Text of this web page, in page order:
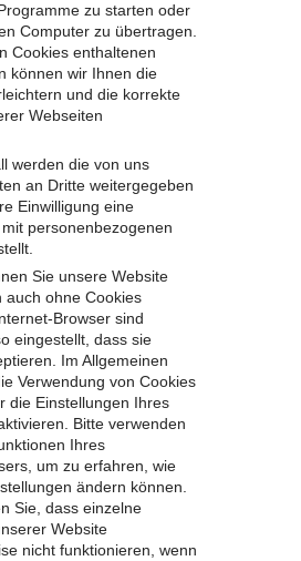
zu starten oder
Computer zu übertragen.
Cookies enthaltenen
können wir Ihnen die
und die korrekte
Webseiten
werden die von uns
an Dritte weitergegeben
Einwilligung eine
personenbezogenen
Sie unsere Website
auch ohne Cookies
Browser sind
eingestellt, dass sie
Im Allgemeinen
Verwendung von Cookies
die Einstellungen Ihres
Bitte verwenden
Ihres
um zu erfahren, wie
ändern können.
Sie, dass einzelne
Website
nicht funktionieren, wenn